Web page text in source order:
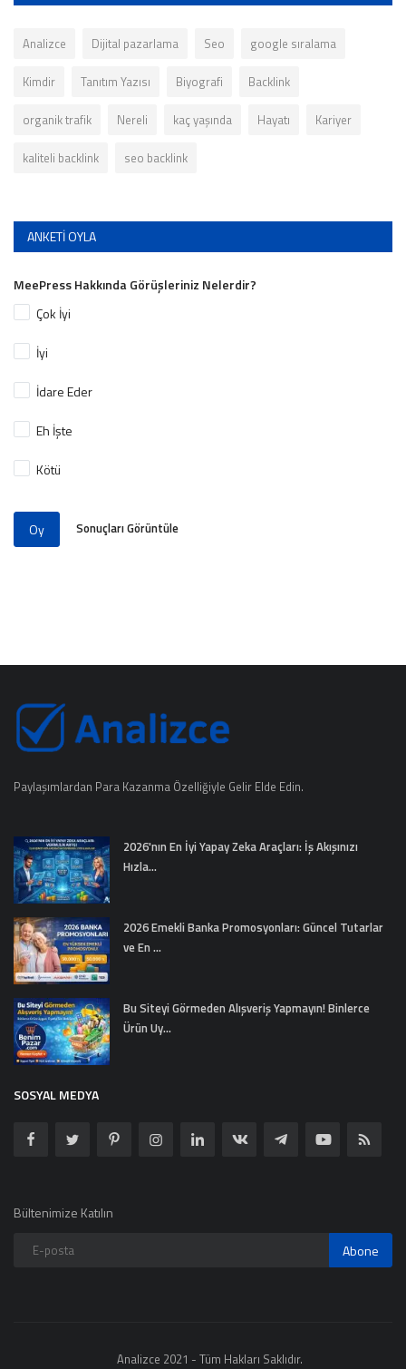
Analizce Dijital pazarlama Seo google sıralama
Kimdir Tanıtım Yazısı Biyografi Backlink
organik trafik Nereli kaç yaşında Hayatı Kariyer
kaliteli backlink seo backlink
ANKETI OYLA
MeePress Hakkında Görüşleriniz Nelerdir?
Çok İyi
İyi
İdare Eder
Eh İşte
Kötü
Oy Sonuçları Görüntüle
Paylaşımlardan Para Kazanma Özelliğiyle Gelir Elde Edin.
2026'nın En İyi Yapay Zeka Araçları: İş Akışınızı
Hızla...
2026 Emekli Banka Promosyonları: Güncel Tutarlar
ve En ...
Bu Siteyi Görmeden Alışveriş Yapmayın! Binlerce
Ürün Uy...
SOSYAL MEDYA
Bültenimize Katılın
Abone
Analizce 2021 - Tüm Hakları Saklıdır.